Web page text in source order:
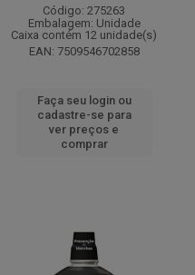
Código: 275263
Embalagem: Unidade
Caixa contém 12 unidade(s)
EAN: 7509546702858
Faça seu login ou
cadastre-se para
ver preços e
comprar